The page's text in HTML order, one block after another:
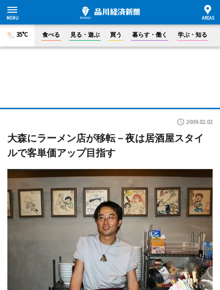
35°C 食べる 見る・遊ぶ 買う 暮らす・働く 学ぶ・知る
2009.02.02
大森にラーメン店が移転－夜は居酒屋スタイ
ルで客単価アップ目指す